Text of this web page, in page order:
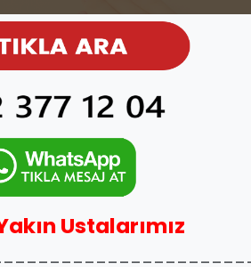
Ustalarımız